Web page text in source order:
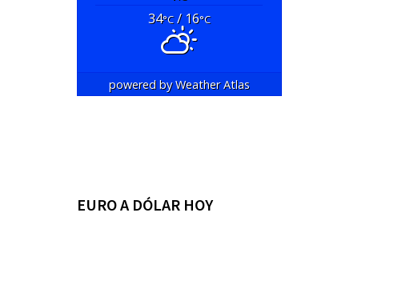
34°C/ 16°C
powered byWeather Atlas
EURO A DÓLAR HOY